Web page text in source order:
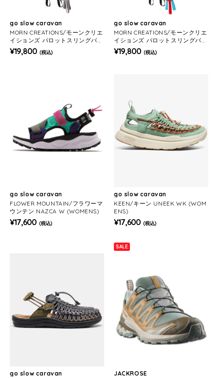
go slow caravan
MORN CREATIONS/モーンクリエ
イションズ パロットスリングバッ
グ L 4.7L
¥19,800 (税込)
go slow caravan
MORN CREATIONS/モーンクリエ
イションズ パロットスリングバッ
グ L 4.7L
¥19,800 (税込)
go slow caravan
FLOWER MOUNTAIN/フラワーマ
ウンテン NAZCA W (WOMENS)
¥17,600 (税込)
go slow caravan
KEEN/キーン UNEEK WK (WOM
ENS)
¥17,600 (税込)
go slow caravan
SALE
JACKROSE